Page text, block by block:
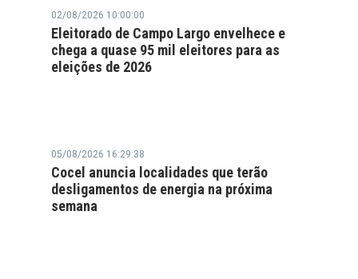
02/08/2026 10:00:00
Eleitorado de Campo Largo envelhece e
chega a quase 95 mil eleitores para as
eleições de 2026
05/08/2026 16:29:38
Cocel anuncia localidades que terão
desligamentos de energia na próxima
semana